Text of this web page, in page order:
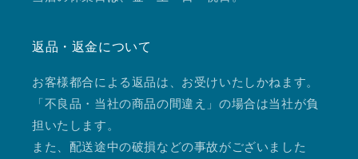
返品・返金について
お客様都合による返品は、お受けいたしかねます。
「不良品・当社の商品の間違え」の場合は当社が負
担いたします。
また、配送途中の破損などの事故がございました